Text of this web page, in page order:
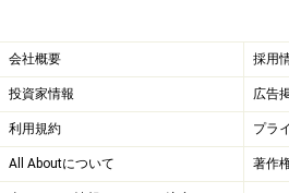
会社概要 採用
投資家情報 広告
利用規約 プラ
All Aboutについて 著作